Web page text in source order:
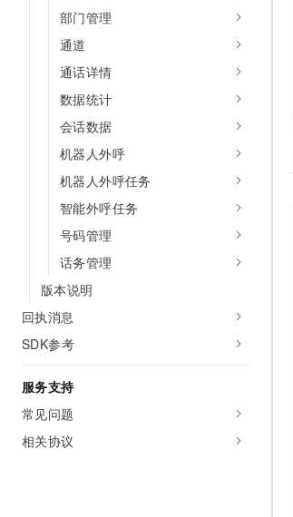
部门管理
通道
通话详情
数据统计
会话数据
机器人外呼
机器人外呼任务
智能外呼任务
号码管理
话务管理
版本说明
回执消息
SDK参考
服务支持
常见问题
相关协议